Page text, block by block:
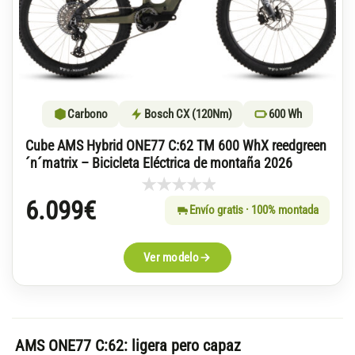
Carbono Bosch CX (120Nm) 600 Wh
Cube AMS Hybrid ONE77 C:62 TM 600 WhX reedgreen
´n´matrix – Bicicleta Eléctrica de montaña 2026
Envío gratis · 100% montada
6.099€
Ver modelo
AMS ONE77 C:62: ligera pero capaz